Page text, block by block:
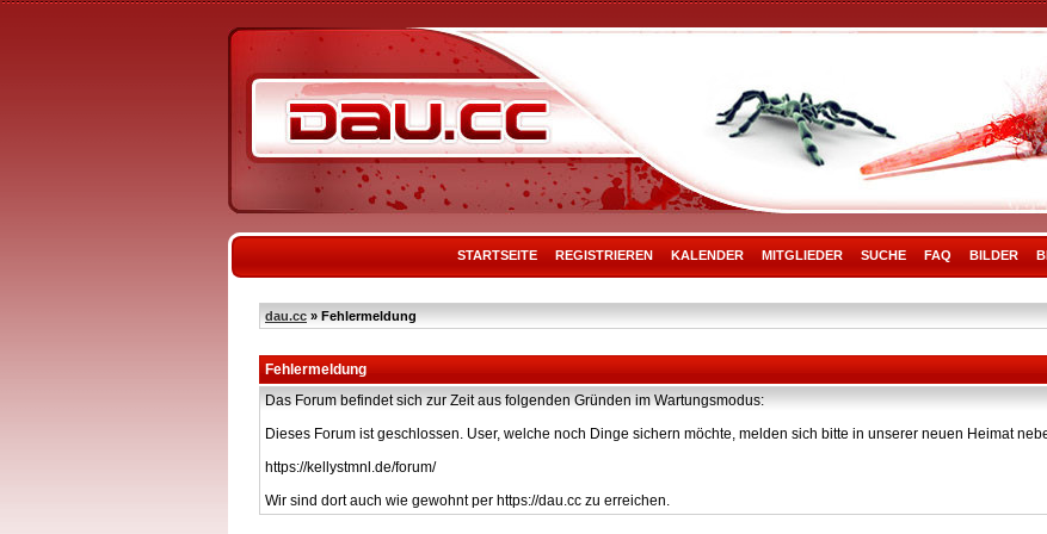
STARTSEITE REGISTRIEREN KALENDER MITGLIEDER SUCHE FAQ BILDER
dau.cc » Fehlermeldung
Fehlermeldung
Das Forum befindet sich zur Zeit aus folgenden Gründen im Wartungsmodus:
Dieses Forum ist geschlossen. User, welche noch Dinge sichern möchte, melden sich bitte in unserer neuen Heimat
https://kellystmnl.de/forum/
Wir sind dort auch wie gewohnt per https://dau.cc zu erreichen.